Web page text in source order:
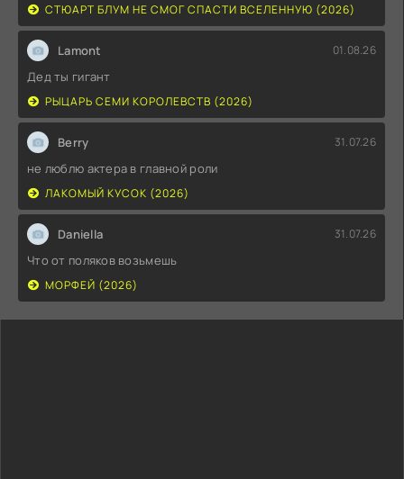
СТЮАРТ БЛУМ НЕ СМОГ СПАСТИ ВСЕЛЕННУЮ (2026)
Lamont 01.08.26
Дед ты гигант
РЫЦАРЬ СЕМИ КОРОЛЕВСТВ (2026)
Berry 31.07.26
не люблю актера в главной роли
ЛАКОМЫЙ КУСОК (2026)
Daniella 31.07.26
Что от поляков возьмешь
МОРФЕЙ (2026)